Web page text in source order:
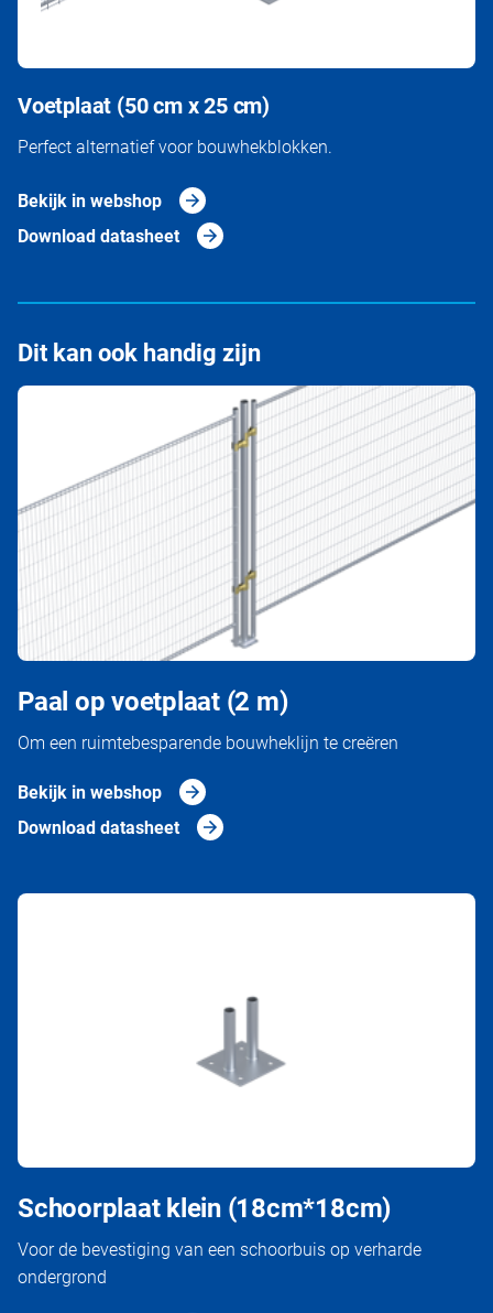
Voetplaat (50 cm x 25 cm)
Perfect alternatief voor bouwhekblokken.
Bekijk in webshop
Download datasheet
Dit kan ook handig zijn
Paal op voetplaat (2 m)
Om een ruimtebesparende bouwheklijn te creëren
Bekijk in webshop
Download datasheet
Schoorplaat klein (18cm*18cm)
Voor de bevestiging van een schoorbuis op verharde
ondergrond